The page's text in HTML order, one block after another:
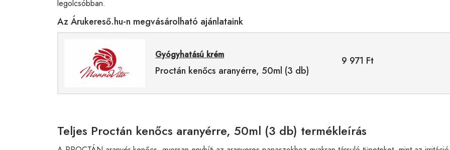
legolcsóbban.
Az Árukereső.hu-n megvásárolható ajánlataink
Gyógyhatású krém
Proctán kenőcs aranyérre, 50ml (3 db)
9 971 Ft
Teljes Proctán kenőcs aranyérre, 50ml (3 db) termékleírás